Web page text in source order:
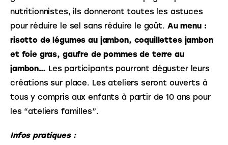
nutritionnistes, ils donneront toutes les astuces
pour réduire le sel sans réduire le goût. Au menu :
risotto de légumes au jambon, coquillettes jambon
et foie gras, gaufre de pommes de terre au
jambon… Les participants pourront déguster leurs
créations sur place. Les ateliers seront ouverts à
tous y compris aux enfants à partir de 10 ans pour
les “ateliers familles”.
Infos pratiques :